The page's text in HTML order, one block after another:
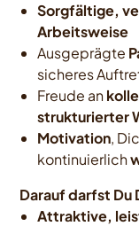
Sorgfältige,
Arbeitsweise
Ausgeprägte
sicheres
Freude an
strukturierter
Motivation,
kontinuierlich
Darauf darfst Du
Attraktive,